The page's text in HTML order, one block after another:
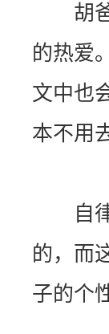
胡爸
的热爱
文中也
本不用
自律
的，而
子的个